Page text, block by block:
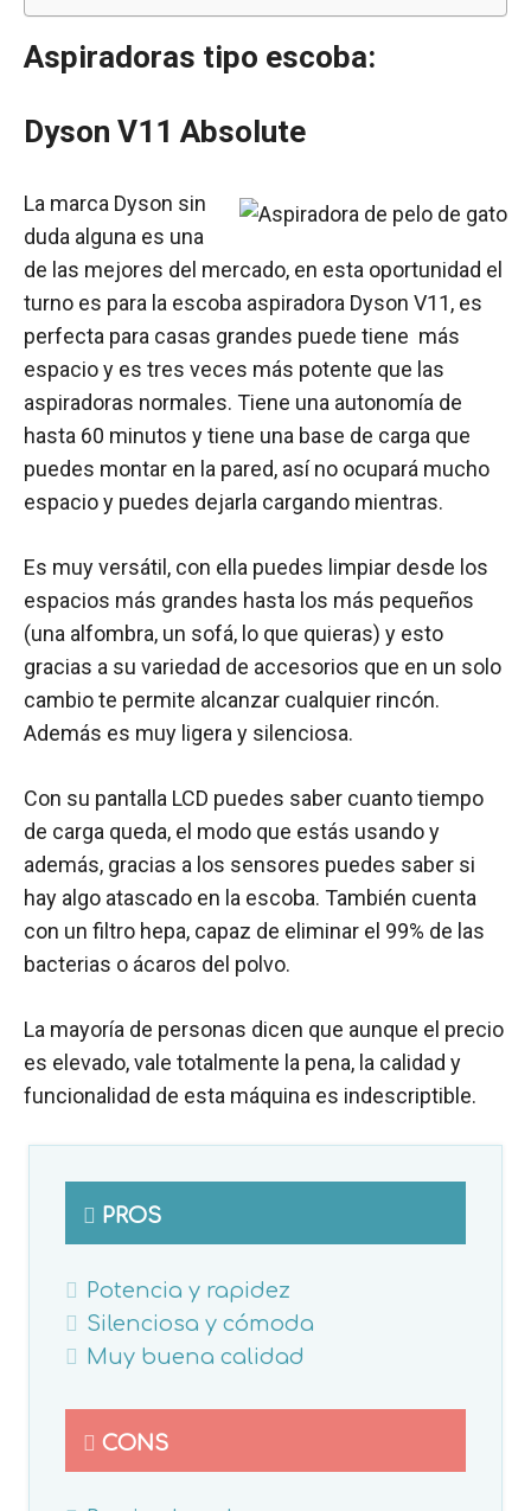
Aspiradoras tipo escoba:
Dyson V11 Absolute
La marca Dyson sin
duda alguna es una
de las mejores del mercado, en esta oportunidad el
turno es para la escoba aspiradora Dyson V11, es
perfecta para casas grandes puede tiene más
espacio y es tres veces más potente que las
aspiradoras normales. Tiene una autonomía de
hasta 60 minutos y tiene una base de carga que
puedes montar en la pared, así no ocupará mucho
espacio y puedes dejarla cargando mientras.
Es muy versátil, con ella puedes limpiar desde los
espacios más grandes hasta los más pequeños
(una alfombra, un sofá, lo que quieras) y esto
gracias a su variedad de accesorios que en un solo
cambio te permite alcanzar cualquier rincón.
Además es muy ligera y silenciosa.
Con su pantalla LCD puedes saber cuanto tiempo
de carga queda, el modo que estás usando y
además, gracias a los sensores puedes saber si
hay algo atascado en la escoba. También cuenta
con un filtro hepa, capaz de eliminar el 99% de las
bacterias o ácaros del polvo.
La mayoría de personas dicen que aunque el precio
es elevado, vale totalmente la pena, la calidad y
funcionalidad de esta máquina es indescriptible.
PROS
Potencia y rapidez
Silenciosa y cómoda
Muy buena calidad
CONS